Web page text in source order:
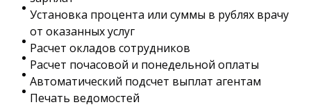
Установка процента или суммы в рублях врачу
от оказанных услуг
Расчет окладов сотрудников
Расчет почасовой и понедельной оплаты
Автоматический подсчет выплат агентам
Печать ведомостей